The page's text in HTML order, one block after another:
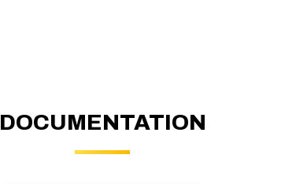
DOCUMENTATION